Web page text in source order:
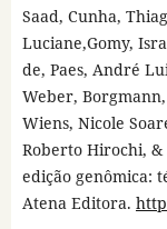
Saad, Cunha,
Luciane,Gomy,
de, Paes, André
Weber,
Wiens, Nicole
Roberto Hirochi, &
edição genômica:
Atena Editora.